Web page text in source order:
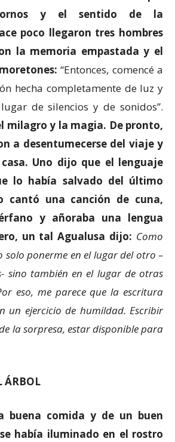
y el sentido de la
poco llegaron tres hombres
la memoria empastada y el
“Entonces, comencé a
hecha completamente de luz y
de silencios y de sonidos”.
milagro y la magia. De pronto,
a desentumecerse del viaje y
Uno dijo que el lenguaje
lo había salvado del último
cantó una canción de cuna,
y añoraba una lengua
un tal Agualusa dijo: Como
ponerme en el lugar del otro –
sino también en el lugar de otras
eso, me parece que la escritura
un ejercicio de humildad. Escribir
la sorpresa, estar disponible para
ÁRBOL
buena comida y de un buen
había iluminado en el rostro